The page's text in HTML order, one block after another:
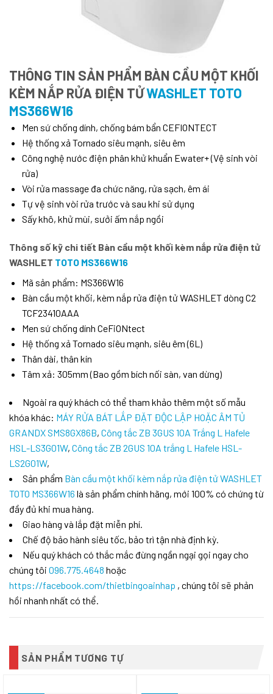
THÔNG TIN SẢN PHẨM BÀN CẦU MỘT KHỐI
KÈM NẮP RỬA ĐIỆN TỬWASHLET TOTO
MS366W16
Men sứ chống dính, chống bám bẩn CEFIONTECT
Hệ thống xả Tornado siêu mạnh, siêu êm
Công nghệ nước điện phân khử khuẩn Ewater+ (Vệ sinh vòi
rửa)
Vòi rửa massage đa chức năng, rửa sạch, êm ái
Tự vệ sinh vòi rửa trước và sau khi sử dụng
Sấy khô, khử mùi, sưởi ấm nắp ngồi
Thông số kỹ chi tiết Bàn cầu một khối kèm nắp rửa điện tử
WASHLET TOTO MS366W16
Mã sản phẩm: MS366W16
Bàn cầu một khối, kèm nắp rửa điện tử WASHLET dòng C2
TCF23410AAA
Men sứ chống dính CeFiONtect
Hệ thống xả Tornado siêu mạnh, siêu êm (6L)
Thân dài, thân kín
Tâm xả: 305mm (Bao gồm bích nối sàn, van dừng)
Ngoài ra quý khách có thể tham khảo thêm một số mẫu
khóa khác: MÁY RỬA BÁT LẮP ĐẶT ĐỘC LẬP HOẶC ÂM TỦ
GRANDX SMS8GX86B, Công tắc ZB 3GUS 10A Trắng L Hafele
HSL-LS3G01W, Công tắc ZB 2GUS 10A trắng L Hafele HSL-
LS2G01W,
Sản phẩm Bàn cầu một khối kèm nắp rửa điện tử WASHLET
TOTO MS366W16 là sản phẩm chính hãng, mới 100% có chứng từ
đầy đủ khi mua hàng.
Giao hàng và lắp đặt miễn phí.
Chế độ bảo hành siêu tốc, bảo trì tận nhà định kỳ.
Nếu quý khách có thắc mắc đừng ngần ngại gọi ngay cho
chúng tôi 096.775.4648 hoặc
https://facebook.com/thietbingoainhap , chúng tôi sẽ phản
hồi nhanh nhất có thể.
SẢN PHẨM TƯƠNG TỰ